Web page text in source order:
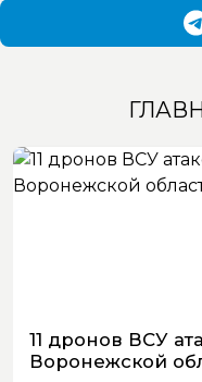
11 дронов ВСУ
Воронежской